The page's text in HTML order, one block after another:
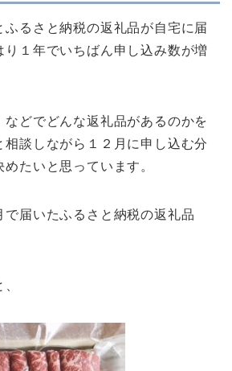
ふるさと納税の返礼品が自宅に届
り１年でいちばん申し込み数が増
などでどんな返礼品があるのかを
相談しながら１２月に申し込む分
たいと思っています。
で届いたふるさと納税の返礼品
、